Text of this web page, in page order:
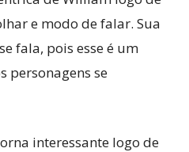
e modo de falar. Sua
fala, pois esse é um
personagens se
interessante logo de